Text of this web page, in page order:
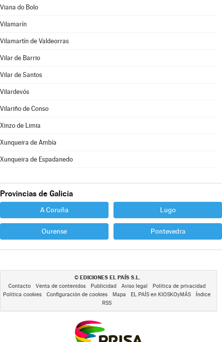
Viana do Bolo
Vilamarín
Vilamartín de Valdeorras
Vilar de Barrio
Vilar de Santos
Vilardevós
Vilariño de Conso
Xinzo de Limia
Xunqueira de Ambía
Xunqueira de Espadanedo
Provincias de Galicia
A Coruña Lugo
Ourense Pontevedra
© EDICIONES EL PAÍS S.L.
Contacto Venta de contenidos Publicidad Aviso legal
Política de privacidad
Política cookies
Configuración de cookies Mapa EL PAÍS en KIOSKOyMÁS
Índice
RSS